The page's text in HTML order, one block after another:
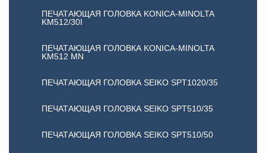
ПЕЧАТАЮЩАЯ ГОЛОВКА KONICA-MINOLTA
KM512/30I
ПЕЧАТАЮЩАЯ ГОЛОВКА KONICA-MINOLTA
KM512 MN
ПЕЧАТАЮЩАЯ ГОЛОВКА SEIKO SPT1020/35
ПЕЧАТАЮЩАЯ ГОЛОВКА SEIKO SPT510/35
ПЕЧАТАЮЩАЯ ГОЛОВКА SEIKO SPT510/50